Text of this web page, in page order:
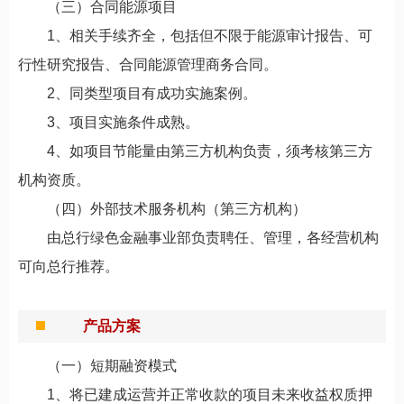
（三）合同能源项目
1、相关手续齐全，包括但不限于能源审计报告、可
行性研究报告、合同能源管理商务合同。
2、同类型项目有成功实施案例。
3、项目实施条件成熟。
4、如项目节能量由第三方机构负责，须考核第三方
机构资质。
（四）外部技术服务机构（第三方机构）
由总行绿色金融事业部负责聘任、管理，各经营机构
可向总行推荐。
产品方案
（一）短期融资模式
1、将已建成运营并正常收款的项目未来收益权质押